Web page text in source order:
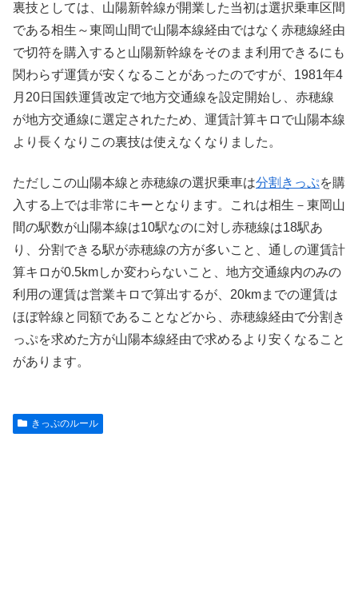
裏技としては、山陽新幹線が開業した当初は選択乗車区間
である相生～東岡山間で山陽本線経由ではなく赤穂線経由
で切符を購入すると山陽新幹線をそのまま利用できるにも
関わらず運賃が安くなることがあったのですが、1981年4
月20日国鉄運賃改定で地方交通線を設定開始し、赤穂線
が地方交通線に選定されたため、運賃計算キロで山陽本線
より長くなりこの裏技は使えなくなりました。
ただしこの山陽本線と赤穂線の選択乗車は分割きっぷを購
入する上では非常にキーとなります。これは相生－東岡山
間の駅数が山陽本線は10駅なのに対し赤穂線は18駅あ
り、分割できる駅が赤穂線の方が多いこと、通しの運賃計
算キロが0.5kmしか変わらないこと、地方交通線内のみの
利用の運賃は営業キロで算出するが、20kmまでの運賃は
ほぼ幹線と同額であることなどから、赤穂線経由で分割き
っぷを求めた方が山陽本線経由で求めるより安くなること
があります。
きっぷのルール